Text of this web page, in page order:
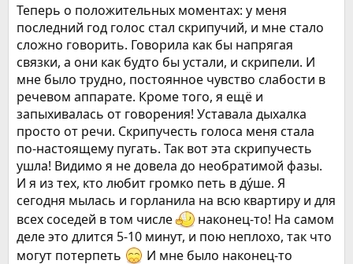
Теперь о положительных моментах: у меня
последний год голос стал скрипучий, и мне стало
сложно говорить. Говорила как бы напрягая
связки, а они как будто бы устали, и скрипели. И
мне было трудно, постоянное чувство слабости в
речевом аппарате. Кроме того, я ещё и
запыхивалась от говорения! Уставала дыхалка
просто от речи. Скрипучесть голоса меня стала
по-настоящему пугать. Так вот эта скрипучесть
ушла! Видимо я не довела до необратимой фазы.
И я из тех, кто любит громко петь в ду́ше. Я
сегодня мылась и горланила на всю квартиру и для
всех соседей в том числе
наконец-то! На самом
деле это длится 5-10 минут, и пою неплохо, так что
могут потерпеть
И мне было наконец-то